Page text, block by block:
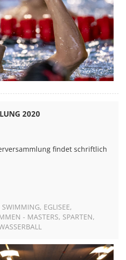
2020
findet schriftlich
SWIMMING EGLISEE
- MASTERS SPARTEN